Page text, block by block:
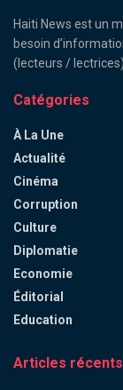
Haiti News est un
besoin
(lecteurs /
Catégories
À La Une
Actualité
Cinéma
Corruption
Culture
Diplomatie
Economie
Éditorial
Education
Articles récents